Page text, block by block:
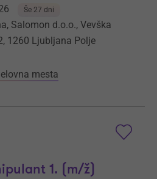
Še 27 dni
Salomon d.o.o., Vevška
1260 Ljubljana Polje
mesta
1. (m/ž)